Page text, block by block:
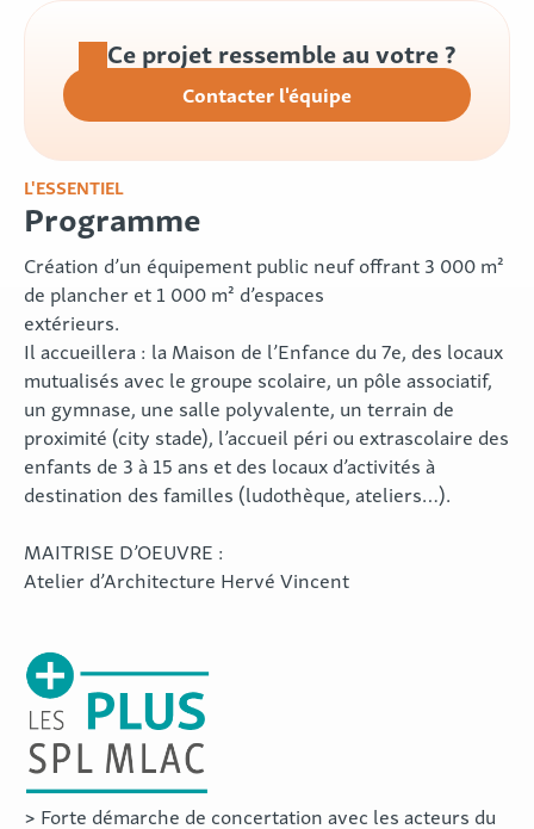
Ce projet ressemble au votre ?
Contacter l'équipe
L'ESSENTIEL
Programme
Création d’un équipement public neuf offrant 3 000 m²
de plancher et 1 000 m² d’espaces
extérieurs.
Il accueillera : la Maison de l’Enfance du 7e, des locaux
mutualisés avec le groupe scolaire, un pôle associatif,
un gymnase, une salle polyvalente, un terrain de
proximité (city stade), l’accueil péri ou extrascolaire des
enfants de 3 à 15 ans et des locaux d’activités à
destination des familles (ludothèque, ateliers…).
MAITRISE D’OEUVRE :
Atelier d’Architecture Hervé Vincent
> Forte démarche de concertation avec les acteurs du